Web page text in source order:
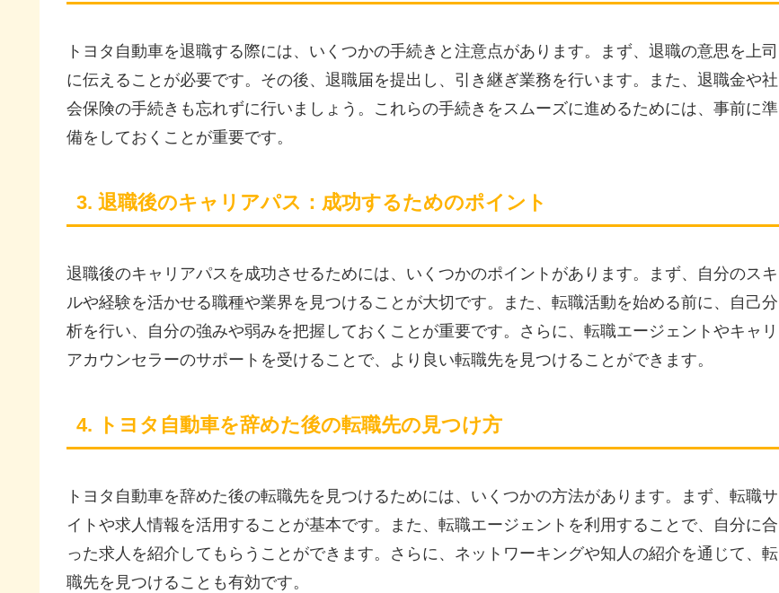
トヨタ自動車を退職する際には、いくつかの手続きと注意点があります。まず、退職の意思を上司
に伝えることが必要です。その後、退職届を提出し、引き継ぎ業務を行います。また、退職金や社
会保険の手続きも忘れずに行いましょう。これらの手続きをスムーズに進めるためには、事前に準
備をしておくことが重要です。
3. 退職後のキャリアパス：成功するためのポイント
退職後のキャリアパスを成功させるためには、いくつかのポイントがあります。まず、自分のスキ
ルや経験を活かせる職種や業界を見つけることが大切です。また、転職活動を始める前に、自己分
析を行い、自分の強みや弱みを把握しておくことが重要です。さらに、転職エージェントやキャリ
アカウンセラーのサポートを受けることで、より良い転職先を見つけることができます。
4. トヨタ自動車を辞めた後の転職先の見つけ方
トヨタ自動車を辞めた後の転職先を見つけるためには、いくつかの方法があります。まず、転職サ
イトや求人情報を活用することが基本です。また、転職エージェントを利用することで、自分に合
った求人を紹介してもらうことができます。さらに、ネットワーキングや知人の紹介を通じて、転
職先を見つけることも有効です。